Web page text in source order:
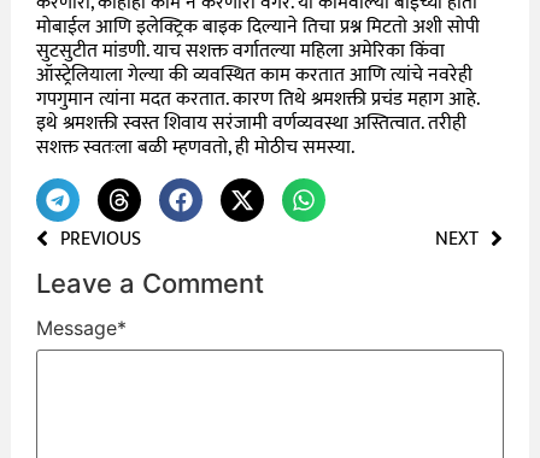
मोबाईल आणि इलेक्ट्रिक बाइक दिल्याने तिचा प्रश्न मिटतो अशी सोपी
सुटसुटीत मांडणी. याच सशक्त वर्गातल्या महिला अमेरिका किंवा
ऑस्ट्रेलियाला गेल्या की व्यवस्थित काम करतात आणि त्यांचे नवरेही
गपगुमान त्यांना मदत करतात. कारण तिथे श्रमशक्ती प्रचंड महाग आहे.
इथे श्रमशक्ती स्वस्त शिवाय सरंजामी वर्णव्यवस्था अस्तित्वात. तरीही
सशक्त स्वतःला बळी म्हणवतो, ही मोठीच समस्या.
PREVIOUS NEXT
Leave a Comment
Message*